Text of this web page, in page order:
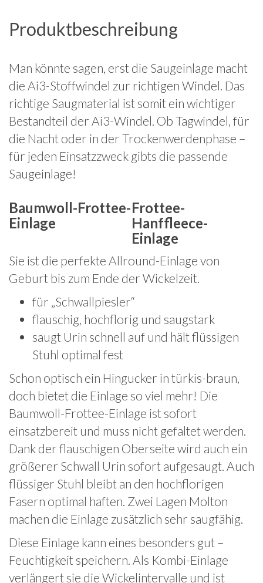
Produktbeschreibung
Man könnte sagen, erst die Saugeinlage macht
die Ai3-Stoffwindel zur richtigen Windel. Das
richtige Saugmaterial ist somit ein wichtiger
Bestandteil der Ai3-Windel. Ob Tagwindel, für
die Nacht oder in der Trockenwerdenphase –
für jeden Einsatzzweck gibts die passende
Saugeinlage!
Baumwoll-Frottee-
Einlage
Frottee-
Hanffleece-
Einlage
Sie ist die perfekte Allround-Einlage von
Geburt bis zum Ende der Wickelzeit.
für „Schwallpiesler“
flauschig, hochflorig und saugstark
saugt Urin schnell auf und hält flüssigen
Stuhl optimal fest
Schon optisch ein Hingucker in türkis-braun,
doch bietet die Einlage so viel mehr! Die
Baumwoll-Frottee-Einlage ist sofort
einsatzbereit und muss nicht gefaltet werden.
Dank der flauschigen Oberseite wird auch ein
größerer Schwall Urin sofort aufgesaugt. Auch
flüssiger Stuhl bleibt an den hochflorigen
Fasern optimal haften. Zwei Lagen Molton
machen die Einlage zusätzlich sehr saugfähig.
Diese Einlage kann eines besonders gut –
Feuchtigkeit speichern. Als Kombi-Einlage
verlängert sie die Wickelintervalle und ist